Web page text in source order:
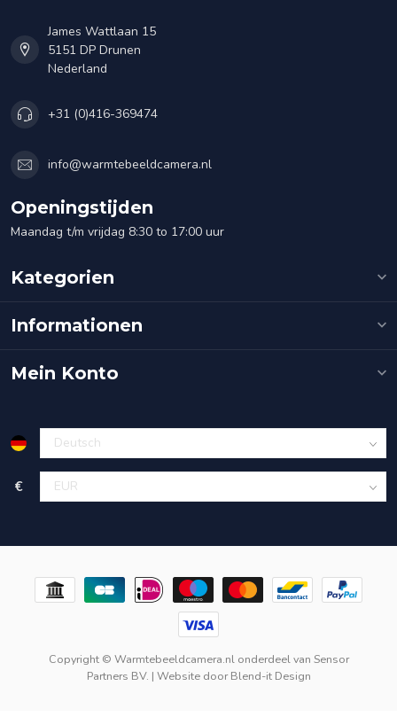
James Wattlaan 15
5151 DP Drunen
Nederland
+31 (0)416-369474
info@warmtebeeldcamera.nl
Openingstijden
Maandag t/m vrijdag 8:30 to 17:00 uur
Kategorien
Informationen
Mein Konto
€
Copyright © Warmtebeeldcamera.nl onderdeel van Sensor
Partners BV. | Website doorBlend-it Design